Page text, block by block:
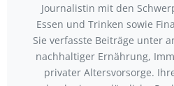
Journalistin mit den
Essen und Trinken sowie
Sie verfasste Beiträge unter
nachhaltiger Ernährung,
privater Altersvorsorge.